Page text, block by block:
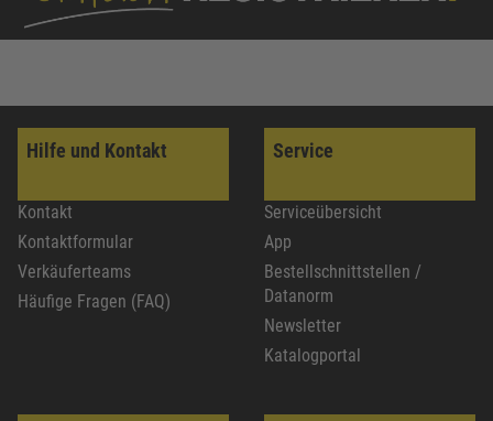
Hilfe und Kontakt
Kontakt
Kontaktformular
Verkäuferteams
Häufige Fragen (FAQ)
Service
Serviceübersicht
App
Bestellschnittstellen /
Datanorm
Newsletter
Katalogportal